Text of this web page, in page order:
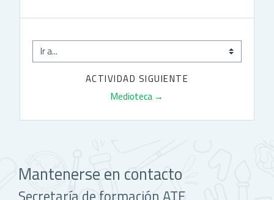
Ir a...
ACTIVIDAD SIGUIENTE
Medioteca →
Mantenerse en contacto